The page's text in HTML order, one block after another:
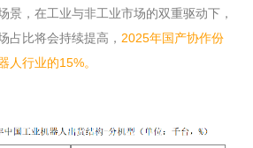
景，在工业与非工业市场的双重驱动下，
占比将会持续提高，2025年国产协作份
人行业的15%。